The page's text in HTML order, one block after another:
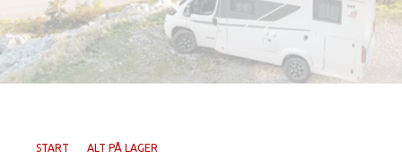
Butikk/tillbehör
Kontakt
START ALT PÅ LAGER